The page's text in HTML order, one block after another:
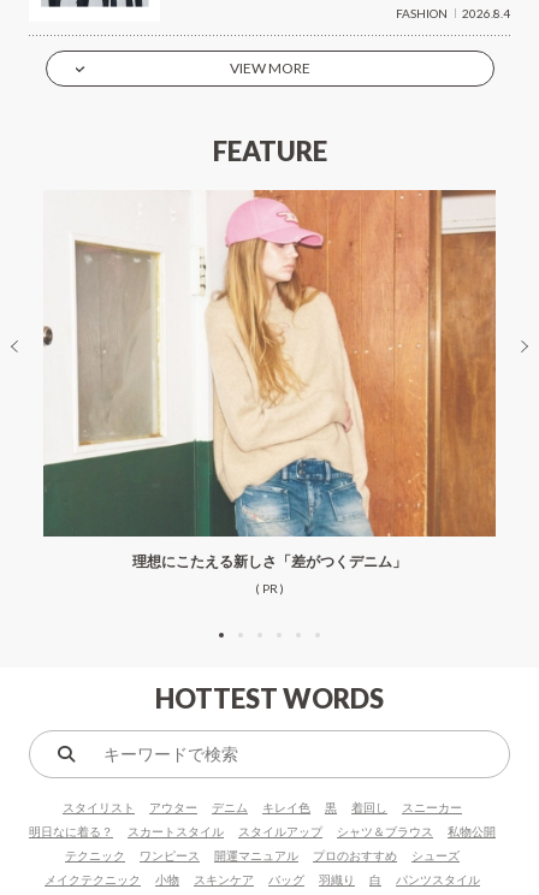
FASHION 2026.8.4
VIEW MORE
FEATURE
理想にこたえる新しさ「差がつくデニム」
( PR )
HOTTEST WORDS
キ
ワ
ー
ド
で
スタイリスト アウター デニム キレイ色 黒 着回し
スニーカー
明日なに着る？
スカートスタイル スタイルアップ シャツ＆ブラウス
私物公開
テクニック
ワンピース 開運マニュアル プロのおすすめ
シューズ
メイクテクニック
小物 スキンケア バッグ 羽織り 白
パンツスタイル